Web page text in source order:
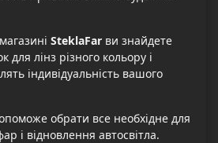
SteklaFar ви знайдете
лінз різного кольору і
індивідуальність вашого
обрати все необхідне для
і відновлення автосвітла.